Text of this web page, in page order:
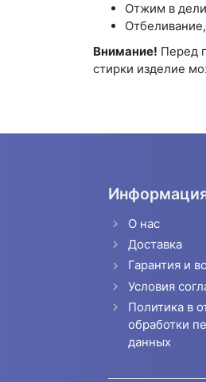
Отжим в
Внимание! Перед
стирки изделие
О нас
Доставка
Гарантия и
Условия
Политика в
обработки
данных